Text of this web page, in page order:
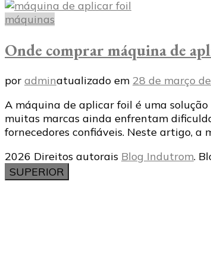
máquinas
Onde comprar máquina de
por adminatualizado em 28 de março
A máquina de aplicar foil é uma
muitas marcas ainda enfrentam
fornecedores confiáveis. Neste artigo,
2026 Direitos autorais Blog Indutrom.
SUPERIOR